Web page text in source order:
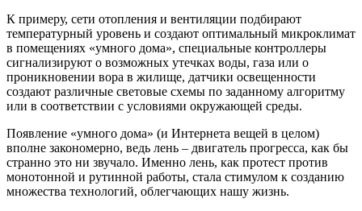
К примеру, сети отопления и вентиляции подбирают
температурный уровень и создают оптимальный микроклимат
в помещениях «умного дома», специальные контроллеры
сигнализируют о возможных утечках воды, газа или о
проникновении вора в жилище, датчики освещенности
создают различные световые схемы по заданному алгоритму
или в соответствии с условиями окружающей среды.
Появление «умного дома» (и Интернета вещей в целом)
вполне закономерно, ведь лень – двигатель прогресса, как бы
странно это ни звучало. Именно лень, как протест против
монотонной и рутинной работы, стала стимулом к созданию
множества технологий, облегчающих нашу жизнь.